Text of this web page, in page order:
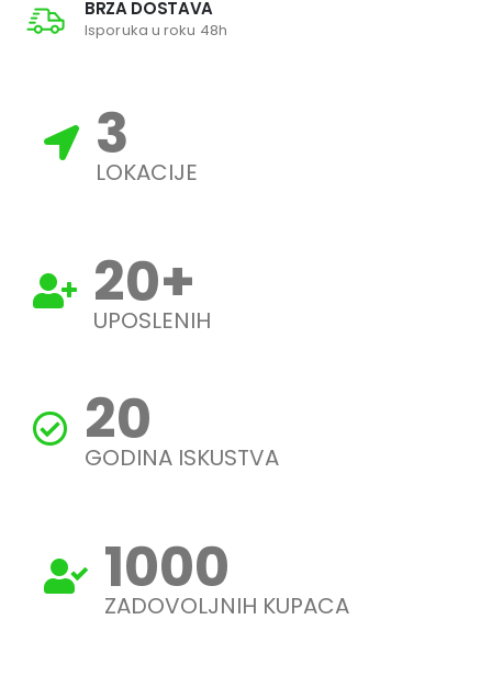
BRZA DOSTAVA
Isporuka u roku 48h
3
LOKACIJE
20+
UPOSLENIH
20
GODINA ISKUSTVA
1000
ZADOVOLJNIH KUPACA